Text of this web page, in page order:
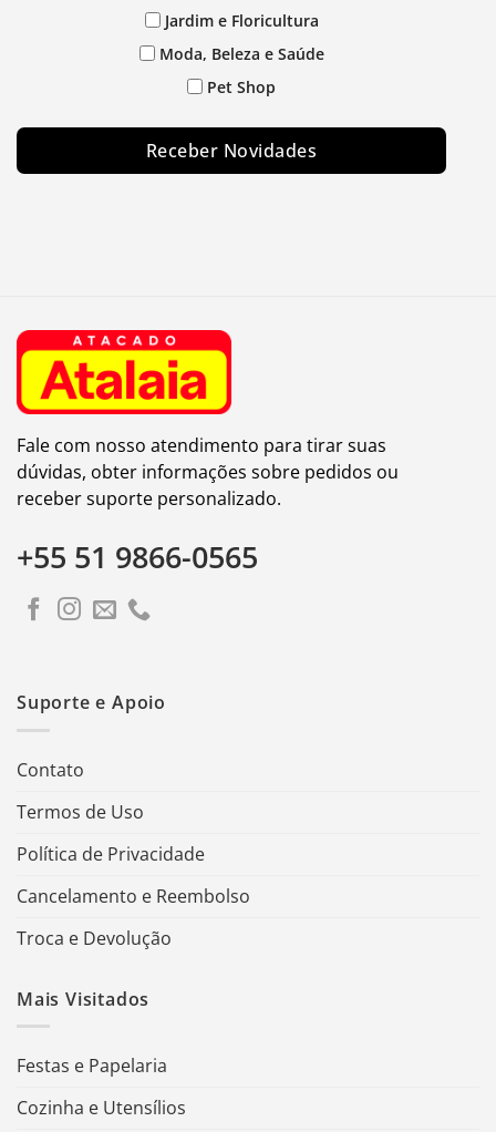
Jardim e Floricultura
Moda, Beleza e Saúde
Pet Shop
Receber Novidades
Fale com nosso atendimento para tirar suas
dúvidas, obter informações sobre pedidos ou
receber suporte personalizado.
+55 51 9866-0565
Suporte e Apoio
Contato
Termos de Uso
Política de Privacidade
Cancelamento e Reembolso
Troca e Devolução
Mais Visitados
Festas e Papelaria
Cozinha e Utensílios